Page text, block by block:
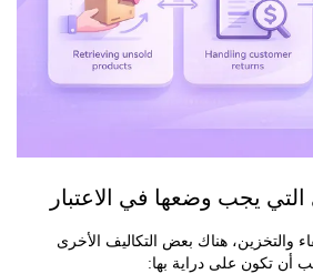
هناك بعض التكاليف الأخرى